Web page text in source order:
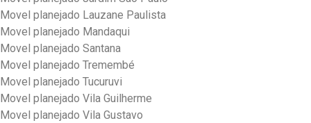
Movel planejado Lauzane Paulista
Movel planejado Mandaqui
Movel planejado Santana
Movel planejado Tremembé
Movel planejado Tucuruvi
Movel planejado Vila Guilherme
Movel planejado Vila Gustavo